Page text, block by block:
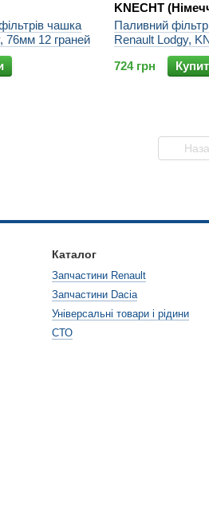
чашка
76мм 12 граней
KNECHT
Паливний
Renault Lodgy,
724 грн
Каталог
Запчастини Renault
Запчастини Dacia
Універсальні товари і рідини
СТО